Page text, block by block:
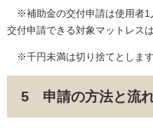
※補助金の交付申請は使用者1
交付申請できる対象マットレス
※千円未満は切り捨てとします
5 申請の方法と流